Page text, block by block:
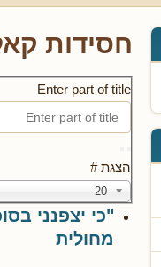
חסידות
Enter part of title
הצגת #
20
"כי יצפנני
מחולית